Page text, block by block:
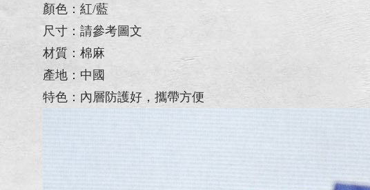
顏色：紅/藍
尺寸：請參考圖文
材質：棉麻
產地：中國
特色：內層防護好，攜帶方便